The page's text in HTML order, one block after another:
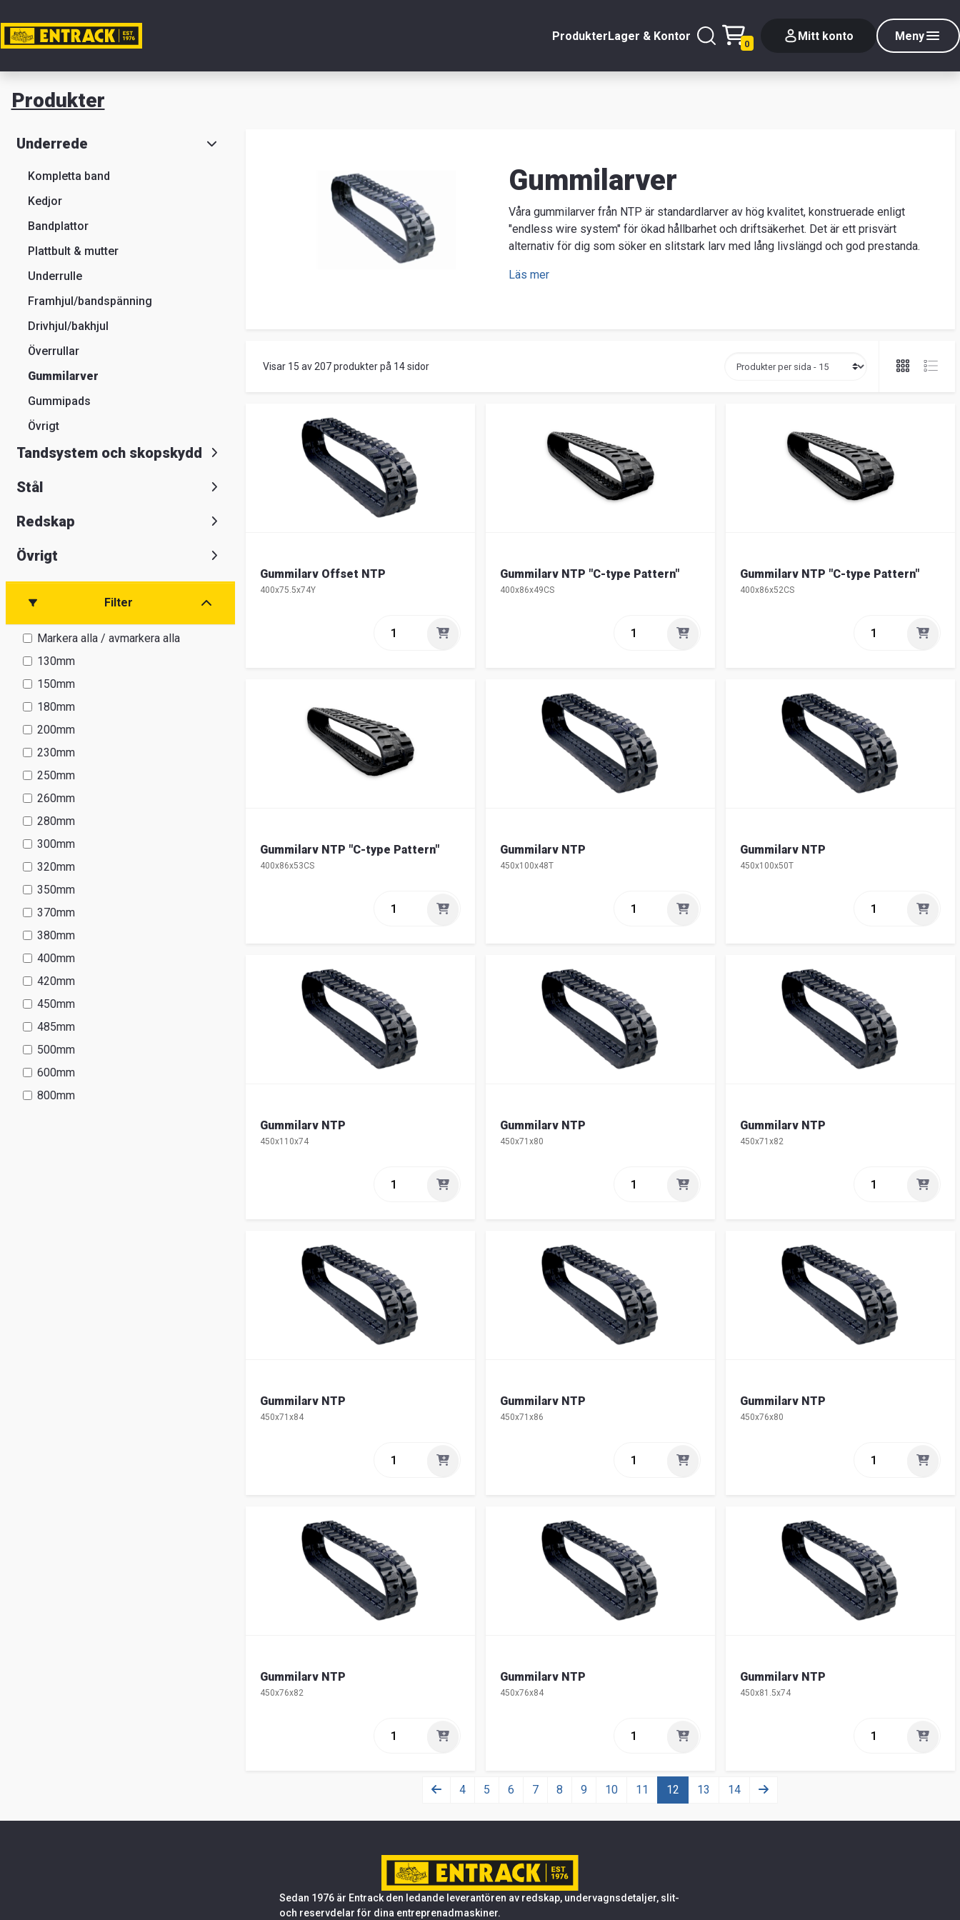
ProdukterLager & Kontor
0
Mitt konto Meny
Mitt konto Stäng
Entrack
Sök
Produkter
Underrede
Kompletta band
Kedjor
Bandplattor
Plattbult & mutter
Underrulle
Framhjul/bandspänning
Drivhjul/bakhjul
Överrullar
Gummilarver
Gummipads
Övrigt
Tandsystem och skopskydd
Stål
Redskap
Övrigt
Filter
Markera alla / avmarkera alla
130mm
150mm
180mm
200mm
230mm
250mm
260mm
280mm
300mm
320mm
350mm
370mm
380mm
400mm
420mm
450mm
485mm
500mm
600mm
800mm
Gummilarver
Våra gummilarver från NTP är standardlarver av hög kvalitet, konstruerade enligt
"endless wire system" för ökad hållbarhet och driftsäkerhet. Det är ett prisvärt
alternativ för dig som söker en slitstark larv med lång livslängd och god prestanda.
Läs mer
Visar 15 av 207 produkter på 14 sidor
Gummilarv Offset NTP
400x75.5x74Y
Gummilarv NTP "C-type Pattern"
400x86x49CS
Gummilarv NTP "C-type Pattern"
400x86x52CS
Gummilarv NTP "C-type Pattern"
400x86x53CS
Gummilarv NTP
450x100x48T
Gummilarv NTP
450x100x50T
Gummilarv NTP
450x110x74
Gummilarv NTP
450x71x80
Gummilarv NTP
450x71x82
Gummilarv NTP
450x71x84
Gummilarv NTP
450x71x86
Gummilarv NTP
450x76x80
Gummilarv NTP
450x76x82
Gummilarv NTP
450x76x84
Gummilarv NTP
450x81.5x74
4 5 6 7 8 9 10 11 12 13 14
Sedan 1976 är Entrack den ledande leverantören av redskap, undervagnsdetaljer, slit-
och reservdelar för dina entreprenadmaskiner.